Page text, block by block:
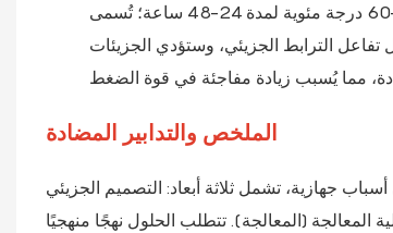
: بعد إزالة القالب، يجب أن تستمر الرغوة في التفاعل عند درجة حرارة 50-60 درجة مئوية لمدة 24-48 ساعة؛ تُسمى
تفاعل الترابط الجزيئي، وستؤدي الجزيئات
الملخص والتدابير المضادة
جهازية، تشمل ثلاثة أبعاد: التصميم الجزيئي